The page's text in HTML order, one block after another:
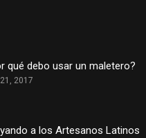
qué debo usar un maletero?
2017
a los Artesanos Latinos